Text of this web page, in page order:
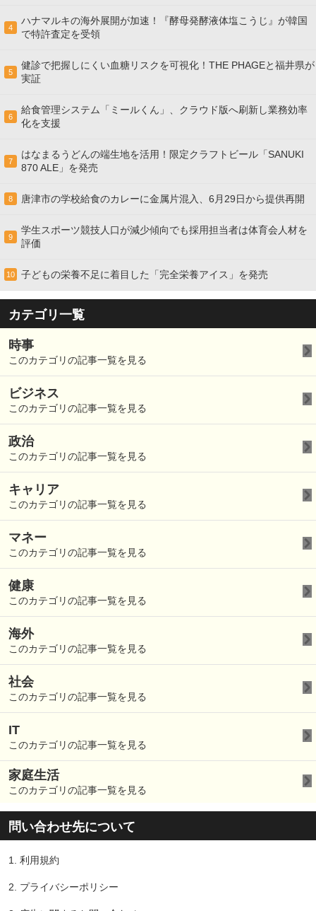
4
ハナマルキの海外展開が加速！『酵母発酵液体塩こうじ』が韓国
で特許査定を受領
5
健診で把握しにくい血糖リスクを可視化！THE PHAGEと福井県が
実証
6
給食管理システム「ミールくん」、クラウド版へ刷新し業務効率
化を支援
7
はなまるうどんの端生地を活用！限定クラフトビール「SANUKI
870 ALE」を発売
8 唐津市の学校給食のカレーに金属片混入、6月29日から提供再開
9
学生スポーツ競技人口が減少傾向でも採用担当者は体育会人材を
評価
10 子どもの栄養不足に着目した「完全栄養アイス」を発売
カテゴリ一覧
時事
このカテゴリの記事一覧を見る
ビジネス
このカテゴリの記事一覧を見る
政治
このカテゴリの記事一覧を見る
キャリア
このカテゴリの記事一覧を見る
マネー
このカテゴリの記事一覧を見る
健康
このカテゴリの記事一覧を見る
海外
このカテゴリの記事一覧を見る
社会
このカテゴリの記事一覧を見る
IT
このカテゴリの記事一覧を見る
家庭生活
このカテゴリの記事一覧を見る
問い合わせ先について
1. 利用規約
2. プライバシーポリシー